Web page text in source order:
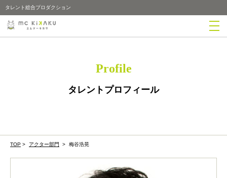
タレント総合プロダクション
Profile
タレントプロフィール
TOP > アクター部門 > 梅谷浩晃